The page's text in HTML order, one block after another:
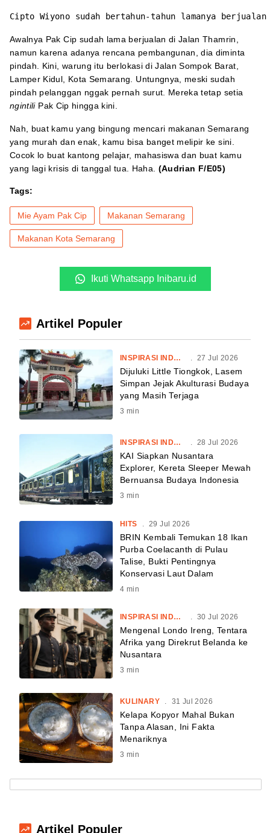
Cipto Wiyono sudah bertahun-tahun lamanya
Awalnya Pak Cip sudah lama berjualan di Jalan Thamrin,
namun karena adanya rencana pembangunan, dia diminta
pindah. Kini, warung itu berlokasi di Jalan Sompok Barat,
Lamper Kidul, Kota Semarang. Untungnya, meski sudah
pindah pelanggan nggak pernah surut. Mereka tetap setia
ngintili Pak Cip hingga kini.
Nah, buat kamu yang bingung mencari makanan Semarang
yang murah dan enak, kamu bisa banget melipir ke sini.
Cocok lo buat kantong pelajar, mahasiswa dan buat kamu
yang lagi krisis di tanggal tua. Haha. (Audrian F/E05)
Tags:
Mie Ayam Pak Cip Makanan Semarang
Makanan Kota Semarang
Ikuti Whatsapp Inibaru.id
Artikel Populer
INSPIRASI INDONESIA . 27 Jul 2026
Dijuluki Little Tiongkok, Lasem
Simpan Jejak Akulturasi Budaya
yang Masih Terjaga
3 min
INSPIRASI INDONESIA . 28 Jul 2026
KAI Siapkan Nusantara
Explorer, Kereta Sleeper Mewah
Bernuansa Budaya Indonesia
3 min
HITS 29 Jul 2026
BRIN Kembali Temukan 18 Ikan
Purba Coelacanth di Pulau
Talise, Bukti Pentingnya
Konservasi Laut Dalam
4 min
INSPIRASI INDONESIA 30 Jul 2026
Mengenal Londo Ireng, Tentara
Afrika yang Direkrut Belanda ke
Nusantara
3 min
KULINARY . 31 Jul 2026
Kelapa Kopyor Mahal Bukan
Tanpa Alasan, Ini Fakta
Menariknya
3 min
Artikel Populer